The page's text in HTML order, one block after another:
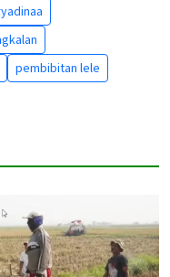
pembibitan lele